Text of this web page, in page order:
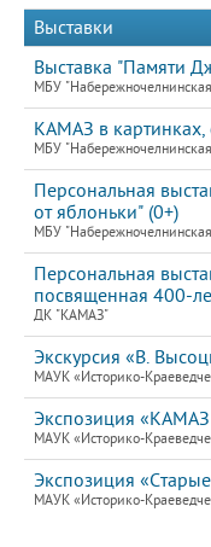
Выставки
Выставка "Памяти
МБУ
КАМАЗ в картинках,
МБУ
Персональная
от яблоньки" (0+)
МБУ
Персональная
посвященная 400-
ДК "КАМАЗ"
Экскурсия «В.
МАУК «Историко-
Экспозиция
МАУК «Историко-
Экспозиция
МАУК «Историко-